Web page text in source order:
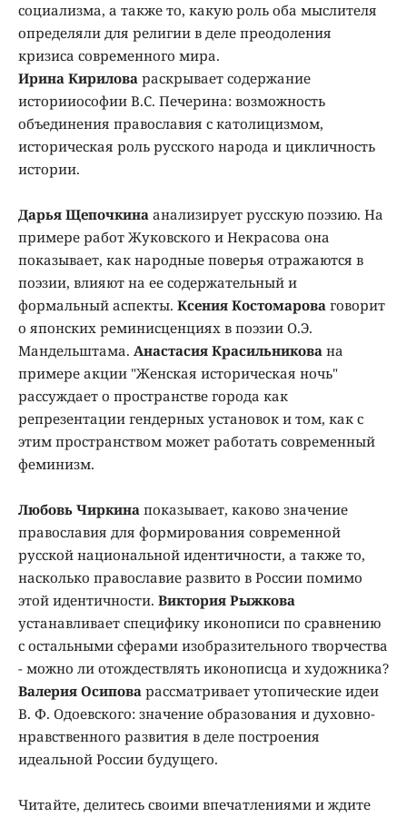
социализма, а также то, какую роль оба мыслителя
определяли для религии в деле преодоления
кризиса современного мира.
Ирина Кирилова раскрывает содержание
историиософии В.С. Печерина: возможность
объединения православия с католицизмом,
историческая роль русского народа и цикличность
истории.
Дарья Щепочкина анализирует русскую поэзию. На
примере работ Жуковского и Некрасова она
показывает, как народные поверья отражаются в
поэзии, влияют на ее содержательный и
формальный аспекты. Ксения Костомарова говорит
о японских реминисценциях в поэзии О.Э.
Мандельштама. Анастасия Красильникова на
примере акции "Женская историческая ночь"
рассуждает о пространстве города как
репрезентации гендерных установок и том, как с
этим пространством может работать современный
феминизм.
Любовь Чиркина показывает, каково значение
православия для формирования современной
русской национальной идентичности, а также то,
насколько православие развито в России помимо
этой идентичности. Виктория Рыжкова
устанавливает специфику иконописи по сравнению
с остальными сферами изобразительного творчества
- можно ли отождествлять иконописца и художника?
Валерия Осипова рассматривает утопические идеи
В. Ф. Одоевского: значение образования и духовно-
нравственного развития в деле построения
идеальной России будущего.
Читайте, делитесь своими впечатлениями и ждите